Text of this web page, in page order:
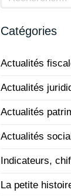
Catégories
Actualités
Actualités
Actualités
Actualités
Indicateurs,
La petite